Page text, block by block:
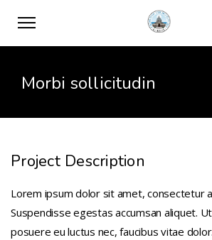
Morbi sollicitudin
Project Description
Lorem ipsum dolor sit amet, consectetur
Suspendisse egestas accumsan aliquet.
posuere eu luctus nec, faucibus vitae